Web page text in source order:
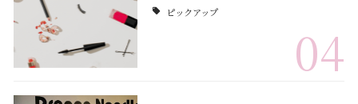
ピックアップ
04